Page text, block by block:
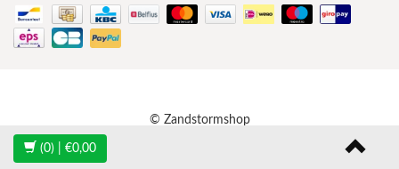
© Zandstormshop
(0) | €0,00